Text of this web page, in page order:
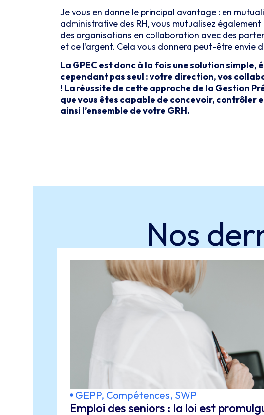
Je vous en donne le principal avantage : en
administrative des RH, vous mutualisez
des organisations en collaboration avec des
et de l’argent. Cela vous donnera peut-être envie
La GPEC est donc à la fois une solution simple,
cependant pas seul : votre direction, vos
! La réussite de cette approche de la Gestion
que vous êtes capable de concevoir, contrôler
ainsi l’ensemble de votre GRH.
Nos
GEPP, Compétences, SWP
Emploi des seniors : la loi est